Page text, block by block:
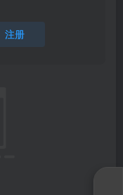
注册